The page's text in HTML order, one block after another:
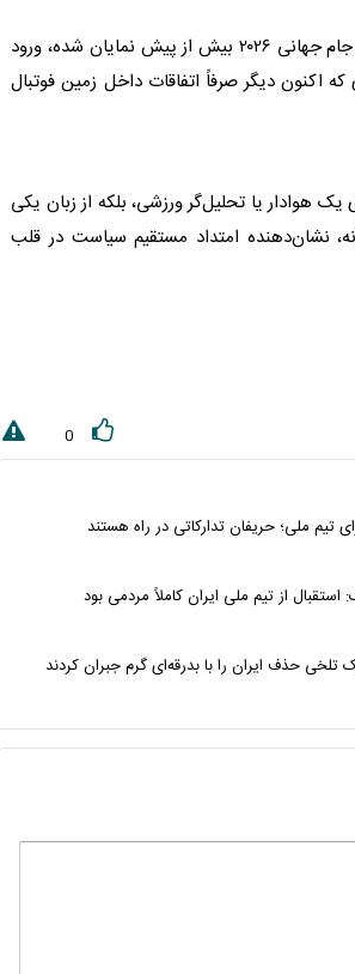
در بخش پایانی این گزارش تأکید شده است: فارغ از صحت و سقم این ادعاها، آنچه در جام جهانی ۲۰۲۶ بیش از پیش نمایان شده، ورود
اکنون دیگر صرفاً اتفاقات داخل زمین فوتبال
هوادار یا تحلیل‌گر ورزشی، بلکه از زبان یکی
نشان‌دهنده امتداد مستقیم سیاست در قلب
0
تیم ملی؛ حریفان تدارکاتی در راه هستند
از تیم ملی ایران کاملاً مردمی بود
تلخی حذف ایران را با بدرقه‌ای گرم جبران کردند